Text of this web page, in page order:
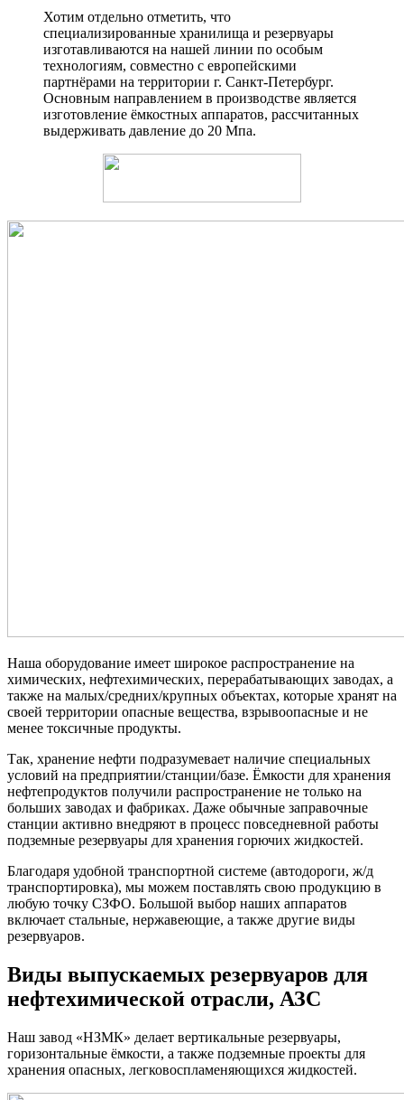
Хотим отдельно отметить, что
специализированные хранилища и резервуары
изготавливаются на нашей линии по особым
технологиям, совместно с европейскими
партнёрами на территории г. Санкт-Петербург.
Основным направлением в производстве является
изготовление ёмкостных аппаратов, рассчитанных
выдерживать давление до 20 Мпа.
Наша оборудование имеет широкое распространение на
химических, нефтехимических, перерабатывающих заводах, а
также на малых/средних/крупных объектах, которые хранят на
своей территории опасные вещества, взрывоопасные и не
менее токсичные продукты.
Так, хранение нефти подразумевает наличие специальных
условий на предприятии/станции/базе. Ёмкости для хранения
нефтепродуктов получили распространение не только на
больших заводах и фабриках. Даже обычные заправочные
станции активно внедряют в процесс повседневной работы
подземные резервуары для хранения горючих жидкостей.
Благодаря удобной транспортной системе (автодороги, ж/д
транспортировка), мы можем поставлять свою продукцию в
любую точку СЗФО. Большой выбор наших аппаратов
включает стальные, нержавеющие, а также другие виды
резервуаров.
Виды выпускаемых резервуаров для
нефтехимической отрасли, АЗС
Наш завод «НЗМК» делает вертикальные резервуары,
горизонтальные ёмкости, а также подземные проекты для
хранения опасных, легковоспламеняющихся жидкостей.